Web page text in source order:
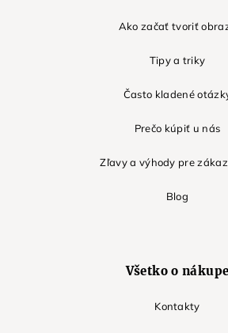
Ako začať tvoriť
Tipy a triky
Často kladené
Prečo kúpiť u nás
Zľavy a výhody pre
Blog
Všetko o nákupe
Kontakty